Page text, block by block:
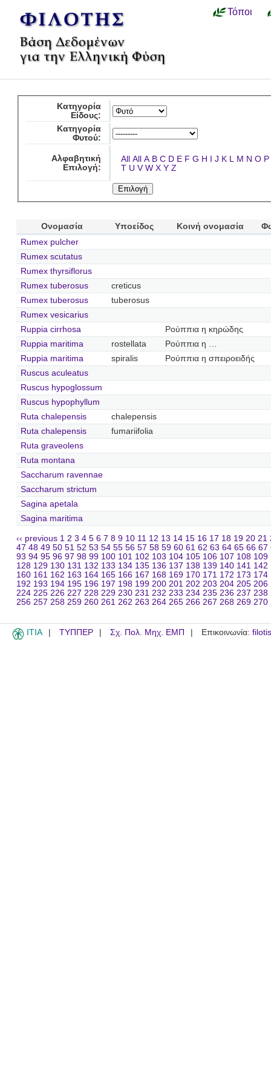
Τόποι
Κατηγορία
Είδους:
Κατηγορία
Φυτού:
Αλφαβητική
Επιλογή:
All All A B C D E F G H I J K L M N O P
T U V W X Y Z
Ονομασία Υποείδος Κοινή ονομασία
Rumex pulcher
Rumex scutatus
Rumex thyrsiflorus
Rumex tuberosus
creticus
Rumex tuberosus
tuberosus
Rumex vesicarius
Ruppia cirrhosa
Ρούππια η κηρώδης
Ruppia maritima
rostellata
Ρούππια η …
Ruppia maritima
spiralis
Ρούππια η σπειροειδής
Ruscus aculeatus
Ruscus hypoglossum
Ruscus hypophyllum
Ruta chalepensis
chalepensis
Ruta chalepensis
fumariifolia
Ruta graveolens
Ruta montana
Saccharum ravennae
Saccharum strictum
Sagina apetala
Sagina maritima
‹‹ previous 1 2 3 4 5 6 7 8 9 10 11 12 13 14 15 16 17 18 19 20 21
47 48 49 50 51 52 53 54 55 56 57 58 59 60 61 62 63 64 65 66 67
93 94 95 96 97 98 99 100 101 102 103 104 105 106 107 108 109
128 129 130 131 132 133 134 135 136 137 138 139 140 141 142
160 161 162 163 164 165 166 167 168 169 170 171 172 173 174
192 193 194 195 196 197 198 199 200 201 202 203 204 205 206
224 225 226 227 228 229 230 231 232 233 234 235 236 237 238
256 257 258 259 260 261 262 263 264 265 266 267 268 269 270
ITIA ΤΥΠΠΕΡ Σχ. Πολ. Μηχ. ΕΜΠ Επικοινωνία: